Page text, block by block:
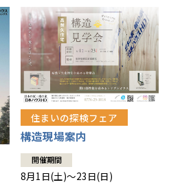
住まいの探検フェア
構造現場案内
開催期間
8月1日(土)～23日(日)